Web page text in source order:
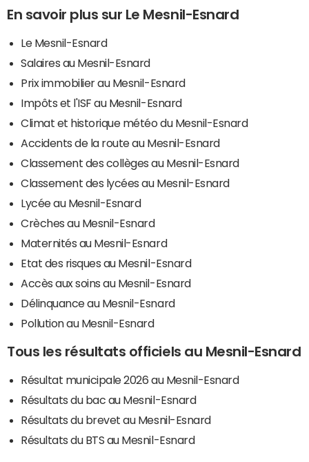
En savoir plus sur Le Mesnil-Esnard
Le Mesnil-Esnard
Salaires au Mesnil-Esnard
Prix immobilier au Mesnil-Esnard
Impôts et l'ISF au Mesnil-Esnard
Climat et historique météo du Mesnil-Esnard
Accidents de la route au Mesnil-Esnard
Classement des collèges au Mesnil-Esnard
Classement des lycées au Mesnil-Esnard
Lycée au Mesnil-Esnard
Crèches au Mesnil-Esnard
Maternités au Mesnil-Esnard
Etat des risques au Mesnil-Esnard
Accès aux soins au Mesnil-Esnard
Délinquance au Mesnil-Esnard
Pollution au Mesnil-Esnard
Tous les résultats officiels au Mesnil-Esnard
Résultat municipale 2026 au Mesnil-Esnard
Résultats du bac au Mesnil-Esnard
Résultats du brevet au Mesnil-Esnard
Résultats du BTS au Mesnil-Esnard